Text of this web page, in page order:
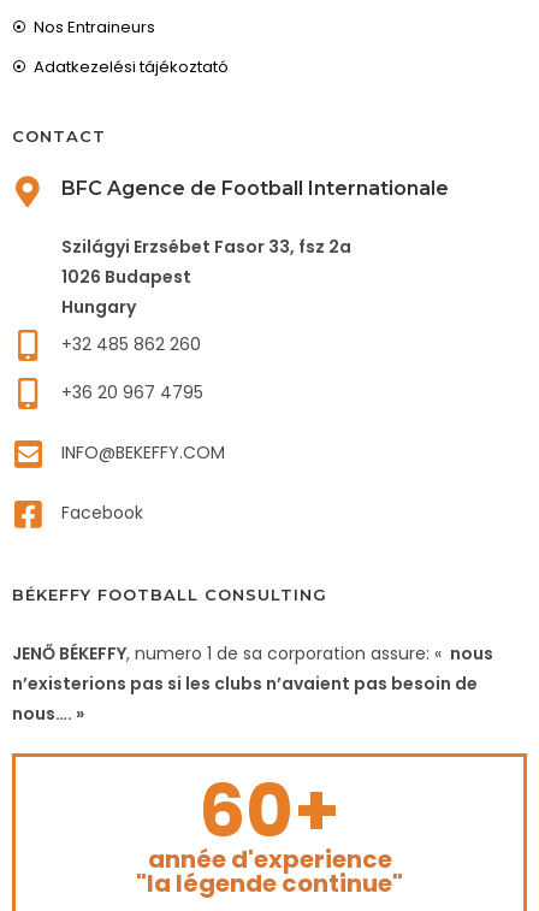
Nos Entraineurs
Adatkezelési tájékoztató
CONTACT
BFC Agence de Football Internationale
Szilágyi Erzsébet Fasor 33, fsz 2a
1026 Budapest
Hungary
+32 485 862 260
+36 20 967 4795
INFO@BEKEFFY.COM
Facebook
BÉKEFFY FOOTBALL CONSULTING
JENŐ BÉKEFFY, numero 1 de sa corporation assure: « nous
n’existerions pas si les clubs n’avaient pas besoin de
nous…. »
60+
année d'experience
"la légende continue"